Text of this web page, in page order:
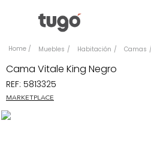
Muebles Habitación Camas
Cama Vitale King Negro
REF: 5813325
MARKETPLACE
Comedor
Escritorio